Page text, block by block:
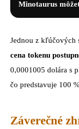
Minotaurus
Jednou z kľúčových
cena tokenu
0,0001005 dolára s
čo predstavuje 100
Záverečné